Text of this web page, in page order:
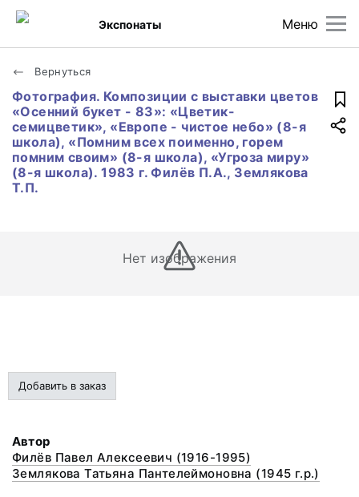
Меню
Экспонаты
Вернуться
Фотография. Композиции с выставки цветов
«Осенний букет - 83»: «Цветик-
семицветик», «Европе - чистое небо» (8-я
школа), «Помним всех поименно, горем
помним своим» (8-я школа), «Угроза миру»
(8-я школа). 1983 г. Филёв П.А., Землякова
Т.П.
Нет изображения
Добавить в заказ
Автор
Филёв Павел Алексеевич (1916-1995)
Землякова Татьяна Пантелеймоновна (1945 г.р.)